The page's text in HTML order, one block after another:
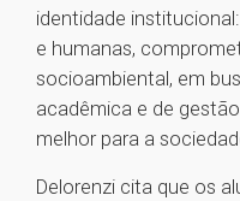
identidade
e humanas,
socioambiental, em
acadêmica e de
melhor para a
Delorenzi cita que os